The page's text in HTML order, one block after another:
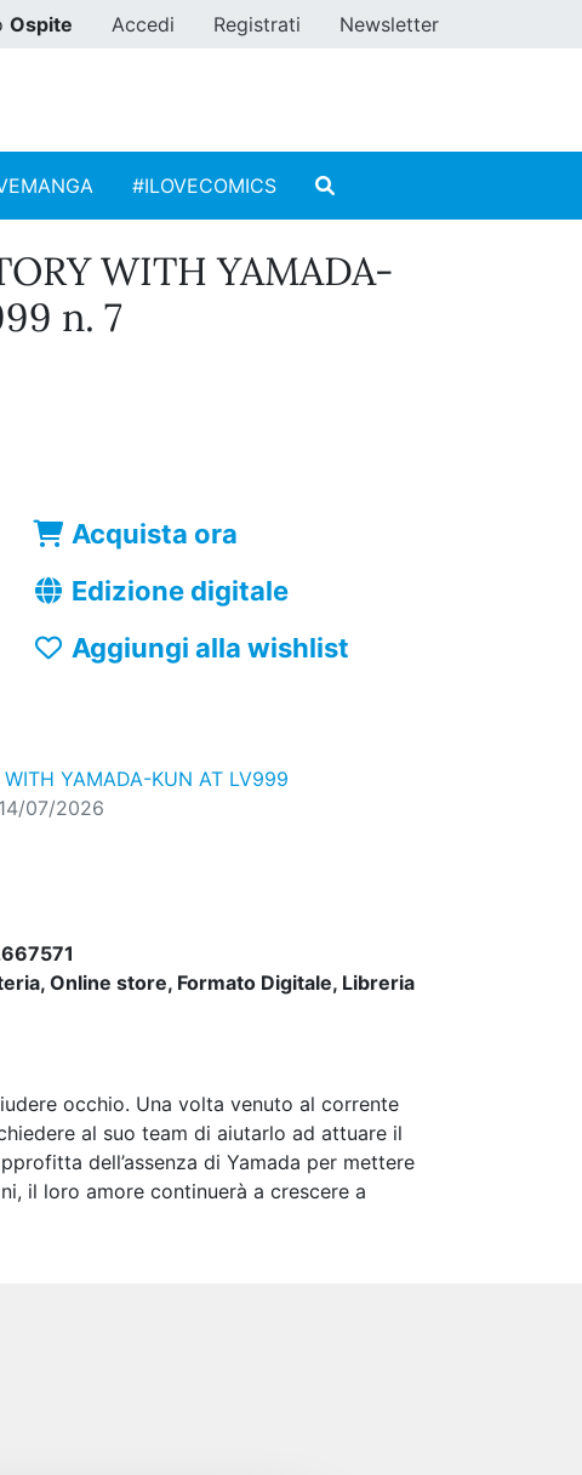
Ospite Accedi Registrati Newsletter
#ILOVECOMICS
WITH YAMADA-
n. 7
Acquista ora
Edizione digitale
Aggiungi alla wishlist
WITH YAMADA-KUN AT LV999
14/07/2026
Online store, Formato Digitale, Libreria
occhio. Una volta venuto al corrente
al suo team di aiutarlo ad attuare il
dell’assenza di Yamada per mettere
il loro amore continuerà a crescere a